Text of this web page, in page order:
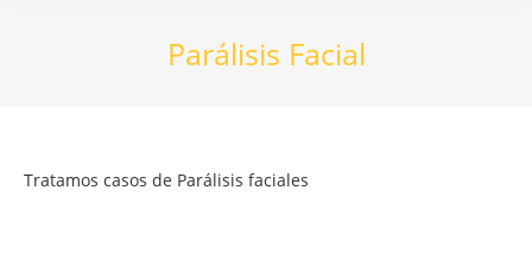
Parálisis Facial
Tratamos casos de Parálisis faciales